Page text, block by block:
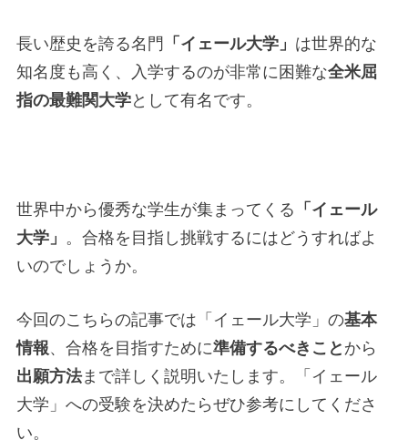
長い歴史を誇る名門 「イェール大学」 は世界的な
知名度も高く、入学するのが非常に困難な全米屈
指の最難関大学として有名です。
世界中から優秀な学生が集まってくる 「イェール
大学」 。合格を目指し挑戦するにはどうすればよ
いのでしょうか。
今回のこちらの記事では「イェール大学」の基本
情報、合格を目指すために準備するべきこと から
出願方法まで詳しく説明いたします。「イェール
大学」への受験を決めたらぜひ参考にしてくださ
い。